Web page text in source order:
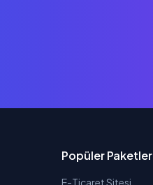
Popüler Paketler
E-Ticaret Sitesi